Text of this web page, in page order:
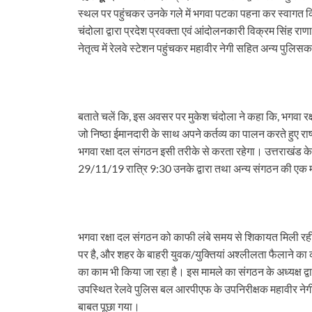
स्थल पर पहुंचकर उनके गले में भगवा पटका पहना कर स्वागत
चंदोला द्वारा प्रदेश प्रवक्ता एवं आंदोलनकारी विक्रम सिंह
नेतृत्व में रेलवे स्टेशन पहुंचकर महावीर नेगी सहित अन्य
बताते चलें कि, इस अवसर पर मुकेश चंदोला ने कहा कि, भगवा
जो निष्ठा ईमानदारी के साथ अपने कर्तव्य का पालन करते हुए
भगवा रक्षा दल संगठन इसी तरीके से करता रहेगा। उत्तराखंड
29/11/19 रात्रि 9:30 उनके द्वारा तथा अन्य संगठन की एक
भगवा रक्षा दल संगठन को काफी लंबे समय से शिकायत मिली
पर है, और शहर के बाहरी युवक/युक्तियां अश्लीलता फैलाने का
का काम भी किया जा रहा है। इस मामले का संगठन के अध्यक्ष
उपस्थित रेलवे पुलिस बल आरपीएफ के उपनिरीक्षक महावीर
बाबत पूछा गया।